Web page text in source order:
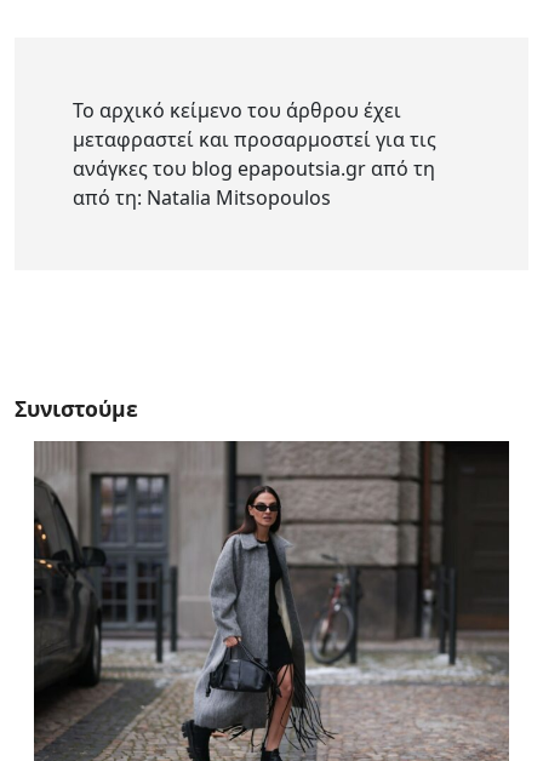
Το αρχικό κείμενο του άρθρου έχει
μεταφραστεί και προσαρμοστεί για τις
ανάγκες του blog epapoutsia.gr από τη
από τη: Natalia Mitsopoulos
Συνιστούμε